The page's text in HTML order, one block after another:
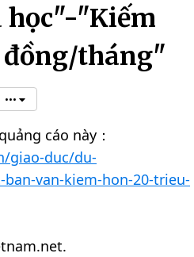
học"-"Kiếm
tháng"
•••
cáo này：
giao-duc/du-
van-kiem-hon-20-trieu-